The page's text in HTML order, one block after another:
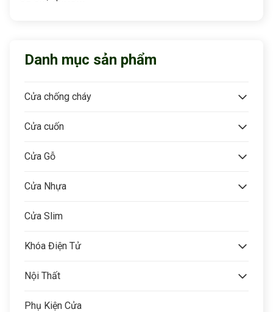
Danh mục sản phẩm
Cửa chống cháy
Cửa cuốn
Cửa Gỗ
Cửa Nhựa
Cửa Slim
Khóa Điện Tử
Nội Thất
Phụ Kiện Cửa